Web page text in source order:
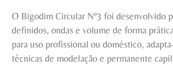
O Bigodim Circular Nº3 foi desenvolvido
definidos, ondas e volume de forma
para uso profissional ou doméstico,
técnicas de modelação e permanente